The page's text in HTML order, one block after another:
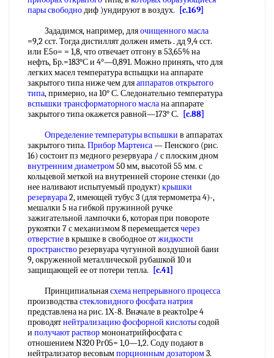
пары свободнодиф )ундируют в воздух.
[c.169]
Зададимся, например, дляочищенного масла
=9,2 сст. Тогда дистиллят должен иметь . дд 9,4 сст.
или Е5о= = 1,8, что отвечает отгону в 53,65% на
нефть, Бр.=183°С и 4°—0,891. Можно принять, что для
легких масел температура вспыщки на аппарате
закрытого типа ниже чем дляаппаратов открытого
типа, примерно, на 10° С. Следонательно температура
вспышки трансформаторного маслана аппарате
закрытого типа окажется равной—173° С.
[c.88]
Определение температуры вспышки в аппаратах
закрытого типа. Прибор Мартенса— Пенского (рис.
16) состоит пз медного резервуара / с плоским дном
внутренним диаметром50 мм, высотой 55 мм. с
кольцевой меткой на внутренней стороне стенки (до
нее наливают испытуемый продукт) крышки
резервуара2, имеющей тубус 3 (для термометра 4)-,
мешалки 5 на гибкой пружинной ручке
зажигательной лампочки 6, которая при повороте
рукоятки 7 с механизмом 8 перемещаетсячерез
отверстиев крышке в свободное отжидкости
пространстворезервуара чугунной воздушной баии
9, окруженной металлической рубашкой 10 и
защищающей ее от потери тепла.
[c.41]
Принципиальнаясхема непрерывного процесса
производствастекловидного фосфата натрия
представлена на рис. 1Х-8. Вначале в реакто1ре 4
проводятнейтрализацию фосфорной кислотысодой
и получают раствормононатрийфосфата с
отношением N320 Рг05= 1,0—1,2. Соду подают в
нейтрализатор весовымпорционным дозатором3.